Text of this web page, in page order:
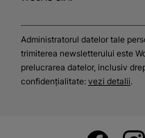
Administratorul datelor tale
trimiterea newsletterului este
prelucrarea datelor, inclusiv
confidențialitate: vezi detalii.